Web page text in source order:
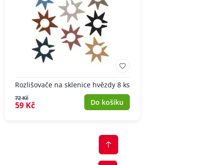
Rozlišovače na sklenice hvězdy 8 ks
72 Kč
59 Kč Do košíku